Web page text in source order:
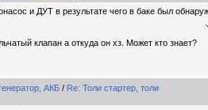
и ДУТ в результате чего в баке был
клапан а откуда он хз. Может кто знает?
АКБ / Re: Толи стартер, толи